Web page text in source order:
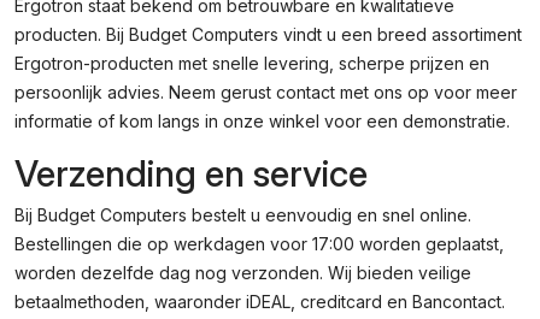
Ergotron staat bekend om betrouwbare en kwalitatieve
producten. Bij Budget Computers vindt u een breed assortiment
Ergotron-producten met snelle levering, scherpe prijzen en
persoonlijk advies. Neem gerust contact met ons op voor meer
informatie of kom langs in onze winkel voor een demonstratie.
Verzending en service
Bij Budget Computers bestelt u eenvoudig en snel online.
Bestellingen die op werkdagen voor 17:00 worden geplaatst,
worden dezelfde dag nog verzonden. Wij bieden veilige
betaalmethoden, waaronder iDEAL, creditcard en Bancontact.